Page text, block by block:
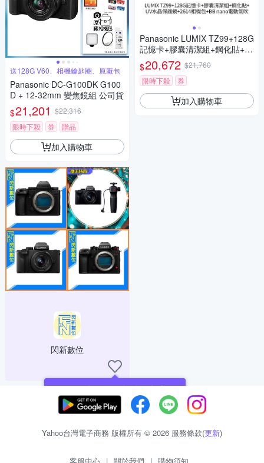
送128G V60、相機鑰匙圈、原廠包
Panasonic DC-G100DK G100
D + 12-32mm 變焦鏡組 公司貨
$21,201 $22,316
限時下殺
券 贈品
加入購物車
閃新數位
現在可以追蹤你喜愛的商店！
Panasonic LUMIX TZ99+128G
記憶卡+膠囊清潔組+鋼化貼+水
晶保護鏡+2614相機包+NITEC
ORE BB nano 迷你電動氣吹
(公司貨)
$20,672 $21,760
限時下殺
券
加入購物車
Yahoo台灣電子商務 版權所有 © 2026 服務條款(更新)